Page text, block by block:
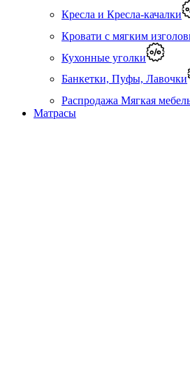
Кресла и Кресла-качалки
Кровати с мягким
Кухонные уголки
Банкетки, Пуфы, Лавочки
Распродажа Мягкая
Матрасы